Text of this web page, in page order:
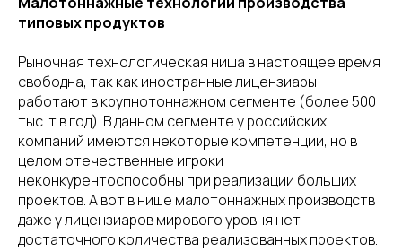
типовых продуктов
Рыночная технологическая ниша в настоящее время
свободна, так как иностранные лицензиары
работают в крупнотоннажном сегменте (более 500
тыс. т в год). В данном сегменте у российских
компаний имеются некоторые компетенции, но в
целом отечественные игроки
неконкурентоспособны при реализации больших
проектов. А вот в нише малотоннажных производств
даже у лицензиаров мирового уровня нет
достаточного количества реализованных проектов.